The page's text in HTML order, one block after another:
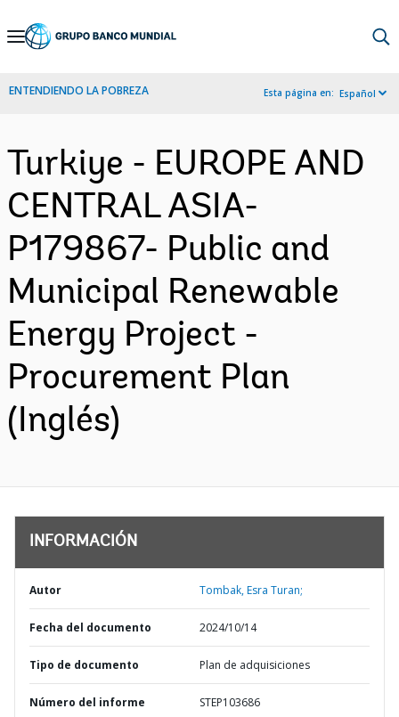
Skip
Navigation
ENTENDIENDO LA POBREZA Esta página en: Español
Turkiye - EUROPE AND
CENTRAL ASIA-
P179867- Public and
Municipal Renewable
Energy Project -
Procurement Plan
(Inglés)
INFORMACIÓN
Autor Tombak, Esra Turan;
Fecha del documento 2024/10/14
Tipo de documento Plan de adquisiciones
Número del informe STEP103686